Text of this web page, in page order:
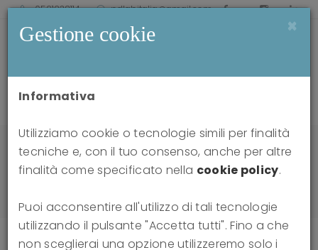
0521238114 pdlabitalia@gmail.com
news
Formazione digital learning blended per
Informed ad un setting generalista
Gestione cookie ×
Informativa
Utilizziamo cookie o tecnologie simili per finalità
tecniche e, con il tuo consenso, anche per altre
finalità come specificato nella cookie policy.
Puoi acconsentire all'utilizzo di tali tecnologie
utilizzando il pulsante "Accetta tutti". Fino a che
non sceglierai una opzione utilizzeremo solo i